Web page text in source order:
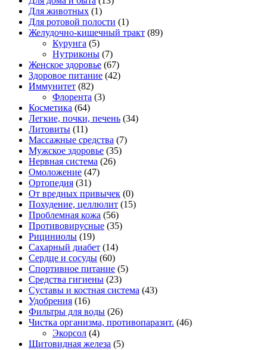
Для животных (1)
Для ротовой полости (1)
Желудочно-кишечный тракт (89)
Курунга (5)
Нутриконы (7)
Женское здоровье (67)
Здоровое питание (42)
Иммунитет (82)
Флорента (3)
Косметика (64)
Легкие, почки, печень (34)
Литовиты (11)
Массажные средства (7)
Мужское здоровье (35)
Нервная система (26)
Омоложение (47)
Ортопедия (31)
От вредных привычек (0)
Похудение, целлюлит (15)
Проблемная кожа (56)
Противовирусные (35)
Рициниолы (19)
Сахарный диабет (14)
Сердце и сосуды (60)
Спортивное питание (5)
Средства гигиены (23)
Суставы и костная система (43)
Удобрения (16)
Фильтры для воды (26)
Чистка организма, противопаразит. (46)
Экорсол (4)
Щитовидная железа (5)